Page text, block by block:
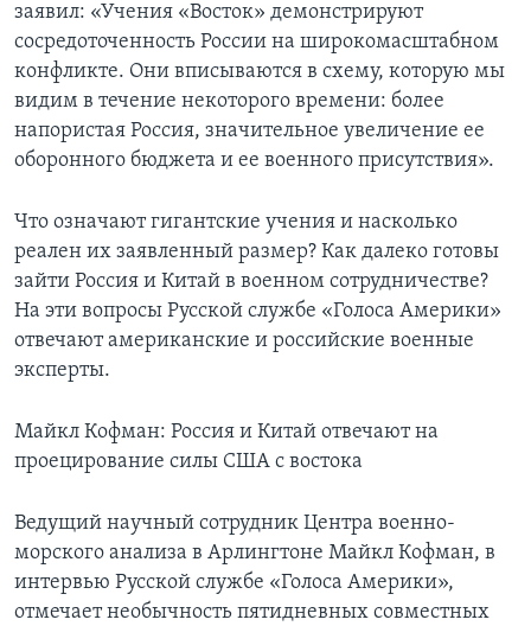
заявил: «Учения «Восток» демонстрируют
сосредоточенность России на широкомасштабном
конфликте. Они вписываются в схему, которую мы
видим в течение некоторого времени: более
напористая Россия, значительное увеличение ее
оборонного бюджета и ее военного присутствия».
Что означают гигантские учения и насколько
реален их заявленный размер? Как далеко готовы
зайти Россия и Китай в военном сотрудничестве?
На эти вопросы Русской службе «Голоса Америки»
отвечают американские и российские военные
эксперты.
Майкл Кофман: Россия и Китай отвечают на
проецирование силы США с востока
Ведущий научный сотрудник Центра военно-
морского анализа в Арлингтоне Майкл Кофман, в
интервью Русской службе «Голоса Америки»,
отмечает необычность пятидневных совместных